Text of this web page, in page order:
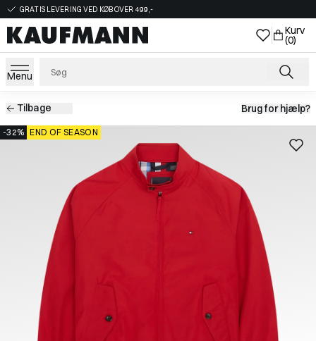
GRATIS LEVERING VED KØB OVER 499,-
Kurv
(0)
Menu
Tilbage Brug for hjælp?
-32% END OF SEASON